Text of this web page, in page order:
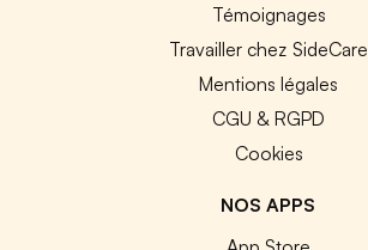
Témoignages
Travailler chez SideCare
Mentions légales
CGU & RGPD
Cookies
NOS APPS